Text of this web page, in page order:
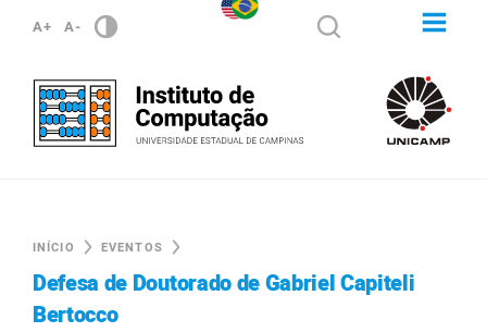
A+ A-
INÍCIO EVENTOS
Defesa de Doutorado de Gabriel Capiteli
Bertocco